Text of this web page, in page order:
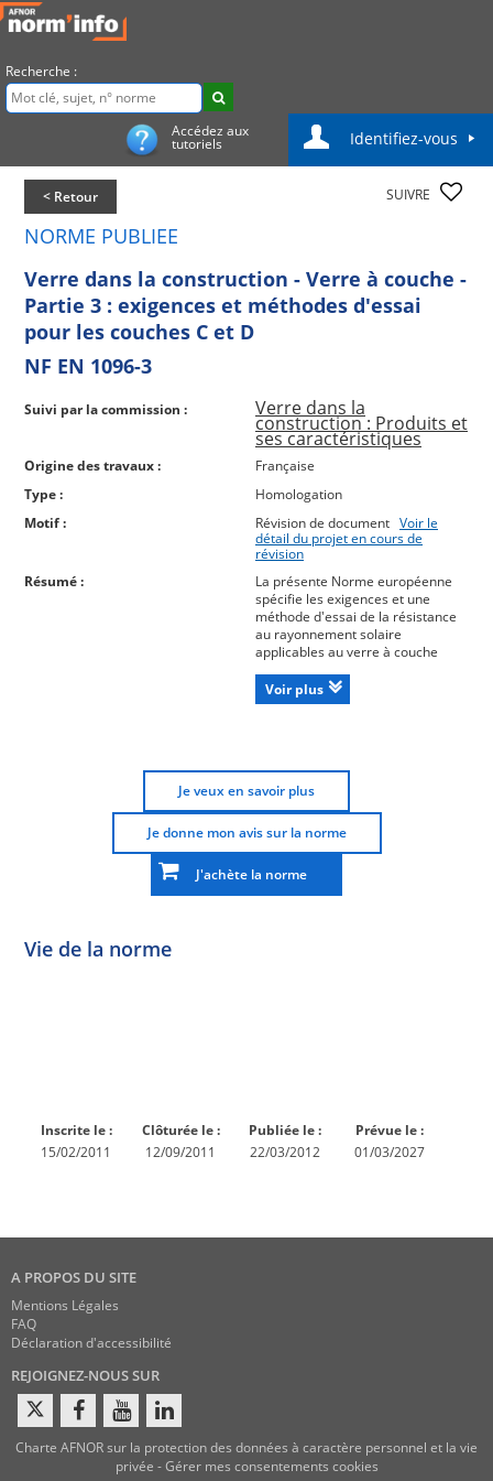
Recherche :
Accédez aux
tutoriels Identifiez-vous
< Retour SUIVRE
NORME PUBLIEE
Verre dans la construction - Verre à couche -
Partie 3 : exigences et méthodes d'essai
pour les couches C et D
NF EN 1096-3
Suivi par la commission : Verre dans la
construction : Produits et
ses caractéristiques
Origine des travaux :
Française
Type :
Homologation
Motif :
Révision de document Voir le
détail du projet en cours de
révision
Résumé :
La présente Norme européenne
spécifie les exigences et une
méthode d'essai de la résistance
au rayonnement solaire
applicables au verre à couche
essai a pour objectif d'évaluer si
l'exposition prolongée du verre à
transmission lumineuse et de
transmission de l'énergie solaire,
ainsi qu'une réduction de la
réflexion infrarouge dans le cas de
s'applique aux couches de classes
C et D telles que définies dans l'EN
Voir plus
Je veux en savoir plus
Je donne mon avis sur la norme
J'achète la norme
Vie de la norme
Inscrite le :
15/02/2011
Clôturée le :
12/09/2011
Publiée le :
22/03/2012
Prévue le :
01/03/2027
A PROPOS DU SITE
Mentions Légales
FAQ
Déclaration d'accessibilité
REJOIGNEZ-NOUS SUR
Charte AFNOR sur la protection des données à caractère personnel et la vie
privée -Gérer mes consentements cookies